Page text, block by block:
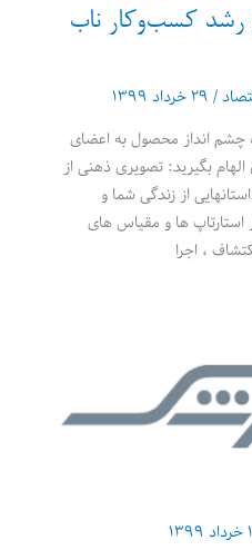
رشد کسب‌وکار ناب
/ ۲۹ خرداد ۱۳۹۹
یک چشم انداز محصول به اعضای
بگیرید: تصویری ذهنی از
نظر شما. فصل ۲- داستانهایی از زندگی شما و
ها و مقیاس های
، اجرا
۱ خرداد ۱۳۹۹